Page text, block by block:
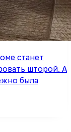
станет
шторой. А
была